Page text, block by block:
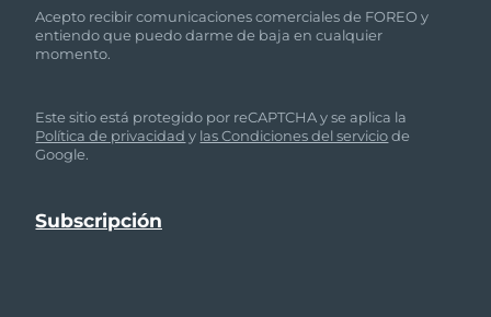
Acepto recibir comunicaciones comerciales de FOREO y
entiendo que puedo darme de baja en cualquier
momento.
Este sitio está protegido por reCAPTCHA y se aplica la
Política de privacidad y las Condiciones del serviciode
Google.